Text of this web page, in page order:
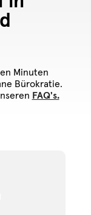
Minuten
Bürokratie.
FAQ's.